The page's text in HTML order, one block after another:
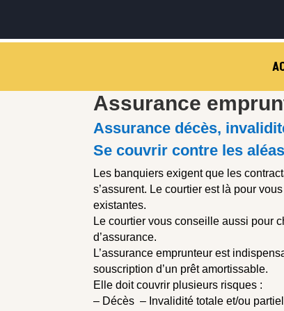
Assurance
Assurance décès,
Se couvrir contre les
Les banquiers exigent que les
s’assurent. Le courtier est là pour
existantes.
Le courtier vous conseille aussi pour
d’assurance.
L’assurance emprunteur est
souscription d’un prêt amortissable.
Elle doit couvrir plusieurs risques :
– Décès – Invalidité totale et/ou